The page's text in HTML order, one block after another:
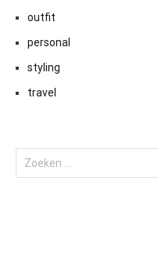
outfit
personal
styling
travel
Zoeken
naar: